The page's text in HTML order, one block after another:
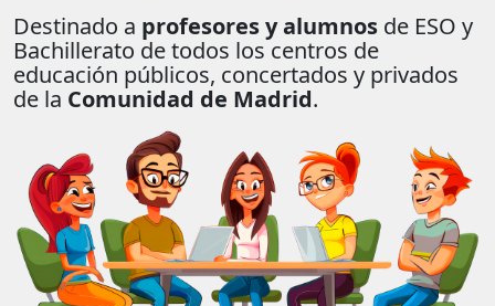
Destinado a profesores y alumnos de ESO y
Bachillerato de todos los centros de
educación públicos, concertados y privados
de la Comunidad de Madrid.